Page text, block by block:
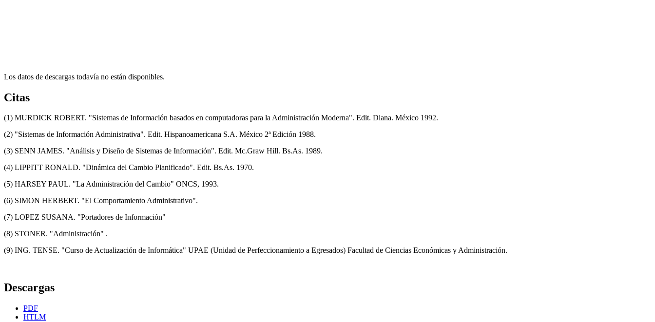
Los datos de descargas todavía no están disponibles.
Citas
(1) MURDICK ROBERT. "Sistemas de Información basados en computadoras para la Administración Moderna". Edit. Diana. México 1992.
(2) "Sistemas de Información Administrativa". Edit. Hispanoamericana S.A. México 2ª Edición 1988.
(3) SENN JAMES. "Análisis y Diseño de Sistemas de Información". Edit. Mc.Graw Hill. Bs.As. 1989.
(4) LIPPITT RONALD. "Dinámica del Cambio Planificado". Edit. Bs.As. 1970.
(5) HARSEY PAUL. "La Administración del Cambio" ONCS, 1993.
(6) SIMON HERBERT. "El Comportamiento Administrativo".
(7) LOPEZ SUSANA. "Portadores de Información"
(8) STONER. "Administración" .
(9) ING. TENSE. "Curso de Actualización de Informática" UPAE (Unidad de Perfeccionamiento a Egresados) Facultad de Ciencias Económicas y Administración.
Descargas
PDF
HTLM